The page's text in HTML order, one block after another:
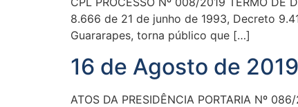
8.666 de 21 de junho de 1993, Decreto
Guararapes, torna público que […]
16 de Agosto de
ATOS DA PRESIDÊNCIA PORTARIA Nº